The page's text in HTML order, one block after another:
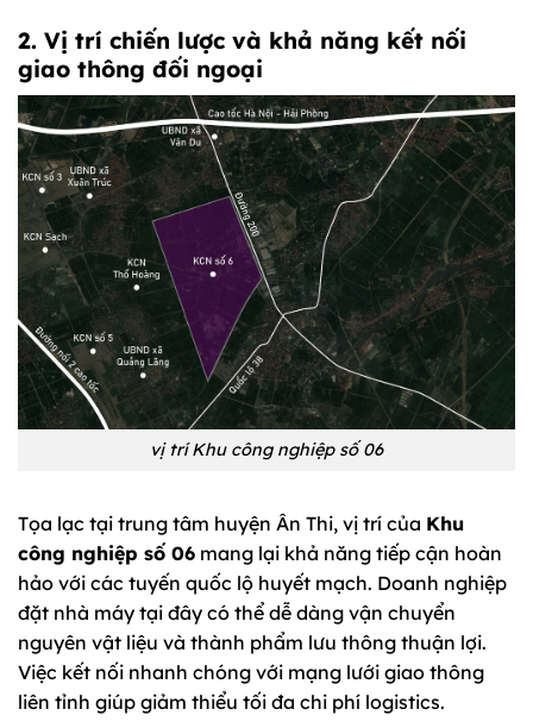
2. Vị trí chiến lược và khả năng kết nối
giao thông đối ngoại
vị trí Khu công nghiệp số 06
Tọa lạc tại trung tâm huyện Ân Thi, vị trí của Khu
công nghiệp số 06 mang lại khả năng tiếp cận hoàn
hảo với các tuyến quốc lộ huyết mạch. Doanh nghiệp
đặt nhà máy tại đây có thể dễ dàng vận chuyển
nguyên vật liệu và thành phẩm lưu thông thuận lợi.
Việc kết nối nhanh chóng với mạng lưới giao thông
liên tỉnh giúp giảm thiểu tối đa chi phí logistics.